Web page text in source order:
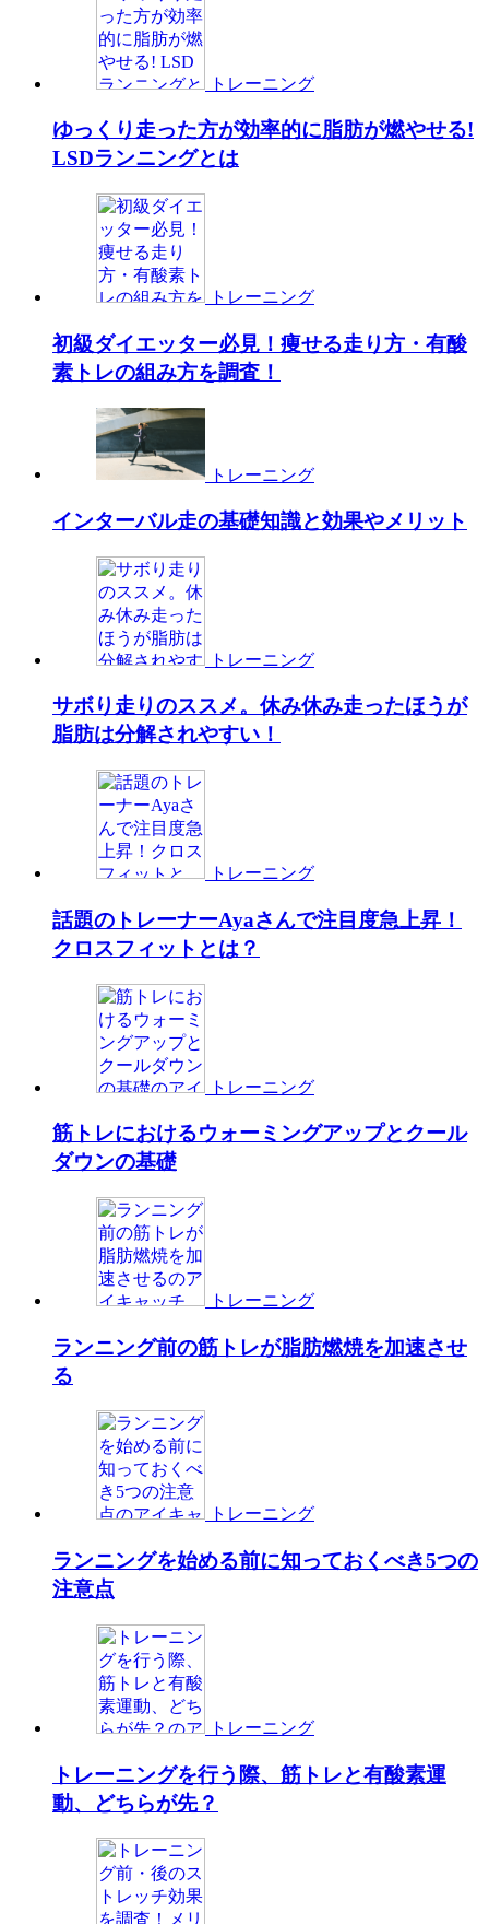
トレーニング
ゆっくり走った方が効率的に脂肪が燃やせる!
LSDランニングとは
トレーニング
初級ダイエッター必見！痩せる走り方・有酸
素トレの組み方を調査！
トレーニング
インターバル走の基礎知識と効果やメリット
トレーニング
サボり走りのススメ。休み休み走ったほうが
脂肪は分解されやすい！
トレーニング
話題のトレーナーAyaさんで注目度急上昇！
クロスフィットとは？
トレーニング
筋トレにおけるウォーミングアップとクール
ダウンの基礎
トレーニング
ランニング前の筋トレが脂肪燃焼を加速させ
る
トレーニング
ランニングを始める前に知っておくべき5つの
注意点
トレーニング
トレーニングを行う際、筋トレと有酸素運
動、どちらが先？